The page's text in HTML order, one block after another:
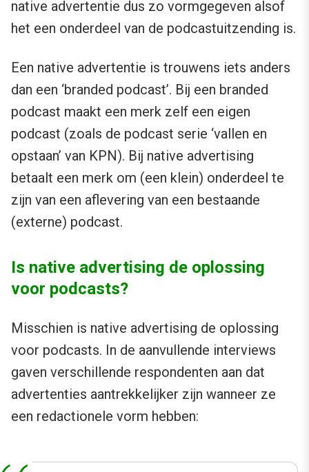
native advertentie dus zo vormgegeven alsof
het een onderdeel van de podcastuitzending is.
Een native advertentie is trouwens iets anders
dan een ‘branded podcast’. Bij een branded
podcast maakt een merk zelf een eigen
podcast (zoals de podcast serie ‘vallen en
opstaan’ van KPN). Bij native advertising
betaalt een merk om (een klein) onderdeel te
zijn van een aflevering van een bestaande
(externe) podcast.
Is native advertising de oplossing
voor podcasts?
Misschien is native advertising de oplossing
voor podcasts. In de aanvullende interviews
gaven verschillende respondenten aan dat
advertenties aantrekkelijker zijn wanneer ze
een redactionele vorm hebben: